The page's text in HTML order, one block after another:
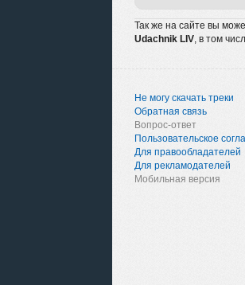
Так же на сайте вы
Udachnik LIV , в том
Не могу скачать треки
Обратная связь
Вопрос-ответ
Пользовательское
Для правообладателей
Для рекламодателей
Мобильная версия